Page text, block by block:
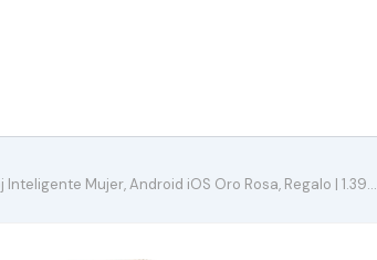
Inteligente Mujer, Android iOS Oro Rosa, Regalo | 1.39…